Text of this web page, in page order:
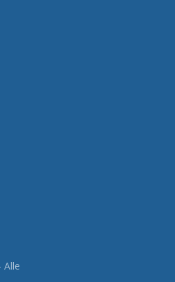
Alle